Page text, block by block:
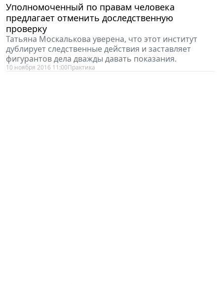
Уполномоченный по правам человека
предлагает отменить доследственную
проверку
Татьяна Москалькова уверена, что этот институт
дублирует следственные действия и заставляет
фигурантов дела дважды давать показания.
10 ноября 2016 11:00Практика